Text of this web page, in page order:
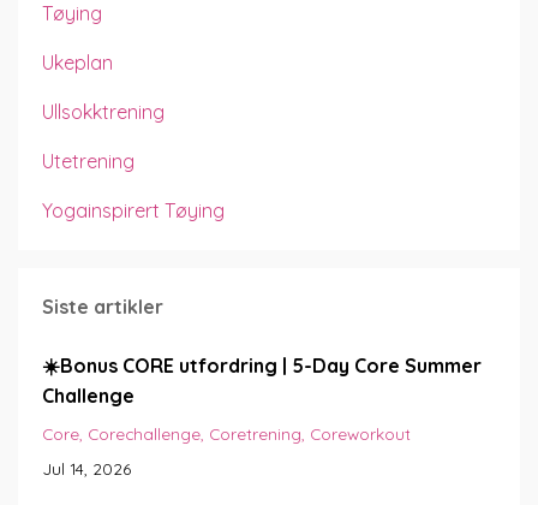
Tøying
Ukeplan
Ullsokktrening
Utetrening
Yogainspirert Tøying
Siste artikler
☀️Bonus CORE utfordring | 5-Day Core Summer
Challenge
Core Corechallenge Coretrening Coreworkout
Jul 14, 2026